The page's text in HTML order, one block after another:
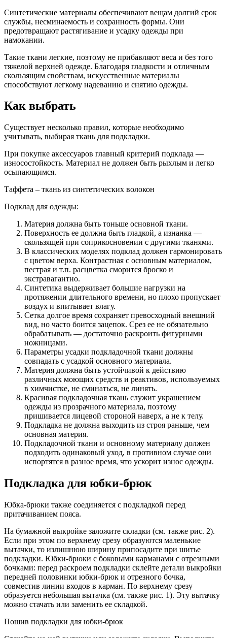
Синтетические материалы обеспечивают вещам долгий срок
службы, несминаемость и сохранность формы. Они
предотвращают растягивание и усадку одежды при
намокании.
Такие ткани легкие, поэтому не прибавляют веса и без того
тяжелой верхней одежде. Благодаря гладкости и отличным
скользящим свойствам, искусственные материалы
способствуют легкому надеванию и снятию одежды.
Как выбрать
Существует несколько правил, которые необходимо
учитывать, выбирая ткань для подкладки.
При покупке аксессуаров главный критерий подклада —
износостойкость. Материал не должен быть рыхлым и легко
осыпающимся.
Таффета – ткань из синтетических волокон
Подклад для одежды:
Материя должна быть тоньше основной ткани.
Поверхность ее должна быть гладкой, а изнанка —
скользящей при соприкосновении с другими тканями.
В классических моделях подклад должен гармонировать
с цветом верха. Контрастная с основным материалом,
пестрая и т.п. расцветка сморится броско и
экстравагантно.
Синтетика выдерживает большие нагрузки на
протяжении длительного времени, но плохо пропускает
воздух и впитывает влагу.
Сетка долгое время сохраняет превосходный внешний
вид, но часто боится зацепок. Срез ее не обязательно
обрабатывать — достаточно раскроить фигурными
ножницами.
Параметры усадки подкладочной ткани должны
совпадать с усадкой основного материала.
Материя должна быть устойчивой к действию
различных моющих средств и реактивов, используемых
в химчистке, не сминаться, не линять.
Красивая подкладочная ткань служит украшением
одежды из прозрачного материала, поэтому
пришивается лицевой стороной наверх, а не к телу.
Подкладка не должна выходить из строя раньше, чем
основная материя.
Подкладочной ткани и основному материалу должен
подходить одинаковый уход, в противном случае они
испортятся в разное время, что ускорит износ одежды.
Подкладка для юбки-брюк
Юбка-брюки также соединяется с подкладкой перед
притачиванием пояса.
На бумажной выкройке заложите складки (см. также рис. 2).
Если при этом по верхнему срезу образуются маленькие
вытачки, то излишнюю ширину припосадите при шитье
подкладки. Юбки-брюки с боковыми карманами с отрезными
бочками: перед раскроем подкладки склейте детали выкройки
передней половинки юбки-брюк и отрезного бочка,
совместив линии входов в карман. По верхнему срезу
образуется небольшая вытачка (см. также рис. 1). Эту вытачку
можно стачать или заменить ее складкой.
Пошив подкладки для юбки-брюк